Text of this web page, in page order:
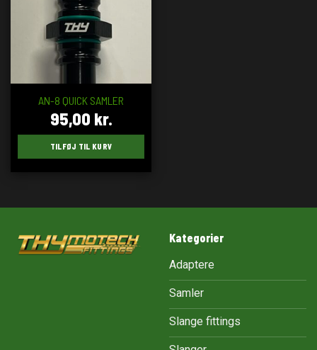
AN-8 QUICK SAMLER
95,00 kr.
TILFØJ TIL KURV
Kategorier
Adaptere
Samler
Slange fittings